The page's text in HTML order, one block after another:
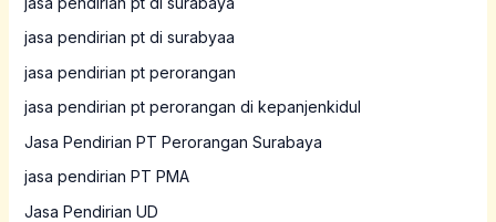
jasa pendirian pt di surabyaa
jasa pendirian pt perorangan
jasa pendirian pt perorangan di kepanjenkidul
Jasa Pendirian PT Perorangan Surabaya
jasa pendirian PT PMA
Jasa Pendirian UD